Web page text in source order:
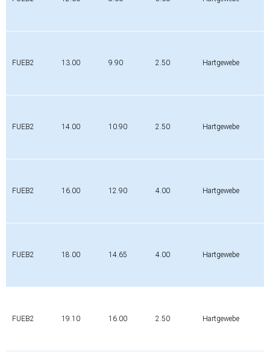
FUEB2 13.00 9.90 2.50 Hartgewebe
FUEB2 14.00 10.90 2.50 Hartgewebe
FUEB2 16.00 12.90 4.00 Hartgewebe
FUEB2 18.00 14.65 4.00 Hartgewebe
FUEB2 19.10 16.00 2.50 Hartgewebe